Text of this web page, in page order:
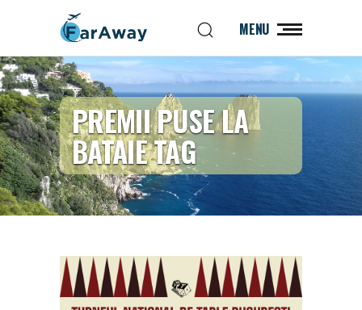
MENU
PREMII PUSE LA
BATAIE TAG